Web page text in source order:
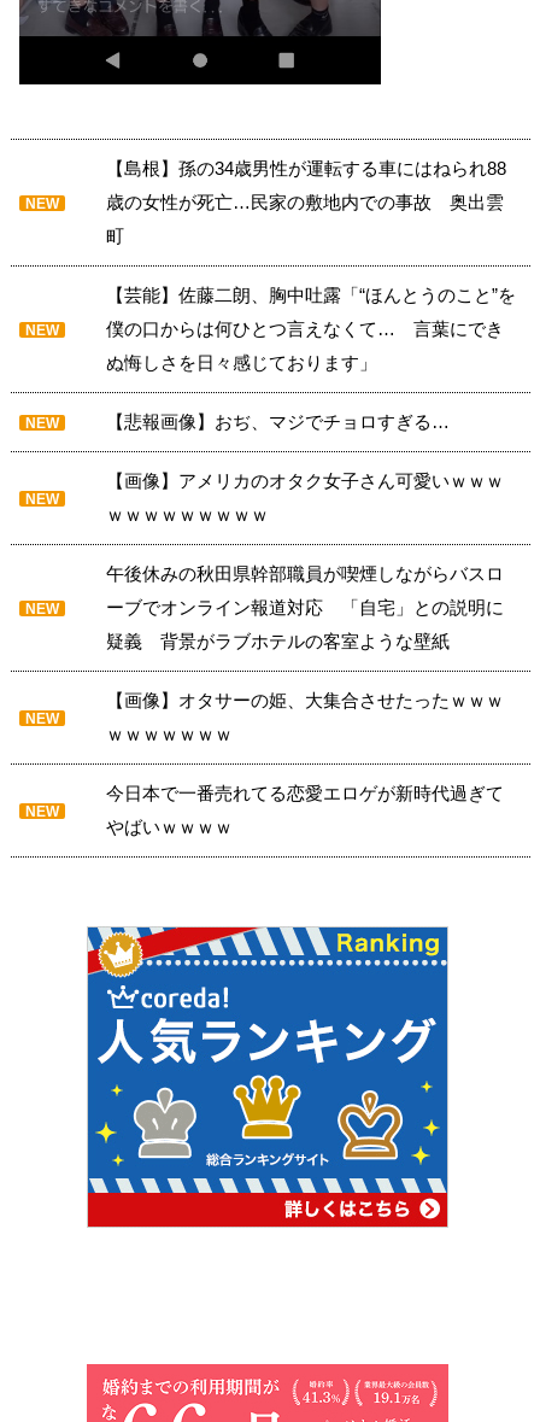
NEW
【島根】孫の34歳男性が運転する車にはねられ88
歳の女性が死亡…民家の敷地内での事故 奥出雲
町
NEW
【芸能】佐藤二朗、胸中吐露「“ほんとうのこと”を
僕の口からは何ひとつ言えなくて… 言葉にでき
ぬ悔しさを日々感じております」
NEW 【悲報画像】おぢ、マジでチョロすぎる…
NEW
【画像】アメリカのオタク女子さん可愛いｗｗｗ
ｗｗｗｗｗｗｗｗｗ
NEW
午後休みの秋田県幹部職員が喫煙しながらバスロ
ーブでオンライン報道対応 「自宅」との説明に
疑義 背景がラブホテルの客室ような壁紙
NEW
【画像】オタサーの姫、大集合させたったｗｗｗ
ｗｗｗｗｗｗｗ
NEW
今日本で一番売れてる恋愛エロゲが新時代過ぎて
やばいｗｗｗｗ